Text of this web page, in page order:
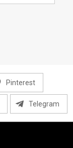
Pinterest
Telegram